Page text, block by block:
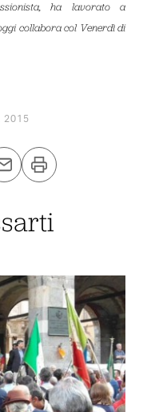
ha lavorato a
collabora col Venerdì di
2015